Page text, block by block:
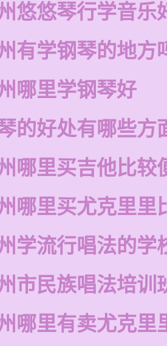
悠悠琴行学音乐
有学钢琴的地方
哪里学钢琴好
的好处有哪些方
哪里买吉他比较
哪里买尤克里里
学流行唱法的学
市民族唱法培训
哪里有卖尤克里